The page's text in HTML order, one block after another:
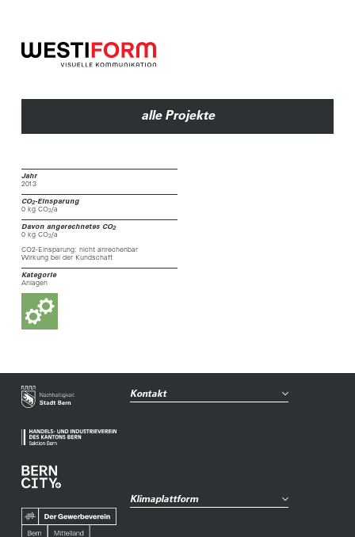
Jahr
2013
CO2-Einsparung
0 kg CO2/a
Davon angerechnetes CO2
0 kg CO2/a
CO2-Einsparung: nicht anrechenbar
Wirkung bei der Kundschaft
Kategorie
Anlagen
alle Projekte
Kontakt
Klimaplattform